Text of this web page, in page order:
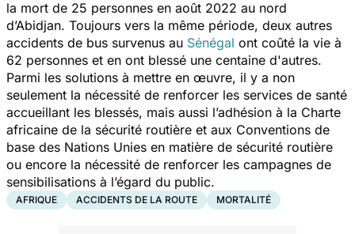
la mort de 25 personnes en août 2022 au nord
d’Abidjan. Toujours vers la même période, deux autres
accidents de bus survenus au Sénégal ont coûté la vie à
62 personnes et en ont blessé une centaine d'autres.
Parmi les solutions à mettre en œuvre, il y a non
seulement la nécessité de renforcer les services de santé
accueillant les blessés, mais aussi l’adhésion à la Charte
africaine de la sécurité routière et aux Conventions de
base des Nations Unies en matière de sécurité routière
ou encore la nécessité de renforcer les campagnes de
sensibilisations à l’égard du public.
AFRIQUE ACCIDENTS DE LA ROUTE MORTALITÉ